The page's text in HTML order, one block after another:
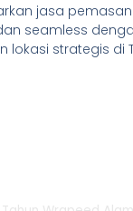
jasa
seamless
lokasi strategis di